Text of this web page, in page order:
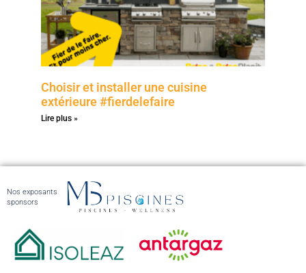
Choisir et installer une cuisine
extérieure #fierdelefaire
Lire plus »
Nos exposants
sponsors